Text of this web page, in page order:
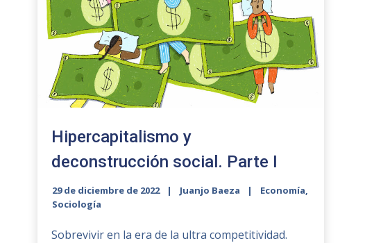
Hipercapitalismo y
deconstrucción social. Parte I
29 de diciembre de 2022 Juanjo Baeza Economía,
Sociología
Sobrevivir en la era de la ultra competitividad.